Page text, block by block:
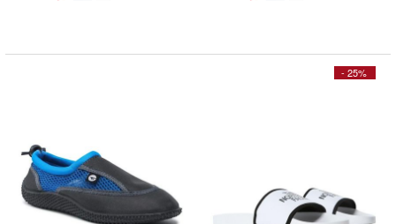
- 25%